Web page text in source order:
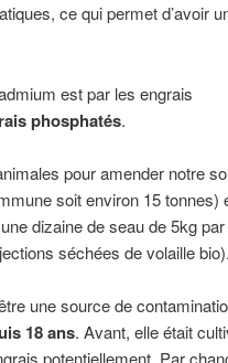
ce qui permet d’avoir
est par les engrais
phosphatés.
pour amender notre
soit environ 15 tonnes)
dizaine de seau de 5kg
séchées de volaille
une source de
18 ans. Avant, elle était